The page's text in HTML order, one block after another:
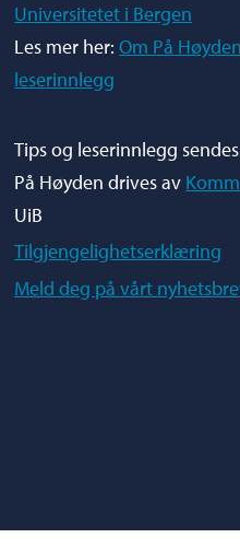
Universitetet i Bergen
Les mer her:Om På Høyden
leserinnlegg
Tips og leserinnlegg
På Høyden drives av
UiB
Tilgjengelighetserklæring
Meld deg på vårt